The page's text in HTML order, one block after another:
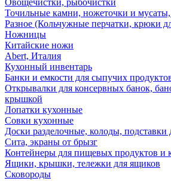
Овощечистки, рыбочистки
Точильные камни, ножеточки и
Разное (Кольчужные перчатки, крюки
Ножницы
Китайские ножи
Abert, Италия
Кухонный инвентарь
Банки и емкости для сыпучих
Открывалки для консервных банок,
крышкой
Лопатки кухонные
Совки кухонные
Доски разделочные, колоды, подставки
Сита, экраны от брызг
Контейнеры для пищевых продуктов и
Ящики, крышки, тележки для ящиков
Сковороды